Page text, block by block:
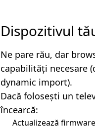
Dispozitivul
Ne pare rău, dar
capabilități necesare
dynamic import).
Dacă folosești un
încearcă:
Actualizează